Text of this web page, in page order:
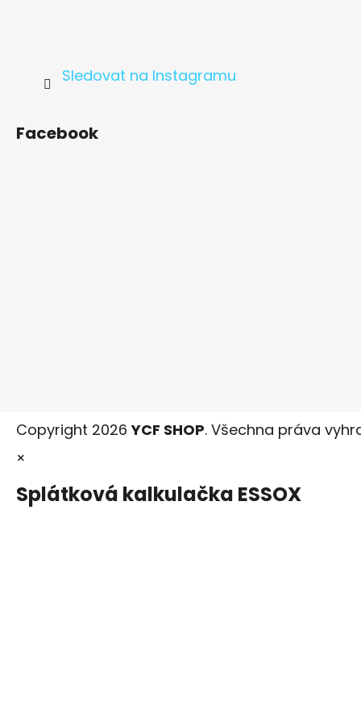
Sledovat na Instagramu
Facebook
Copyright 2026YCF SHOP. Všechna práva
×
Splátková kalkulačka ESSOX